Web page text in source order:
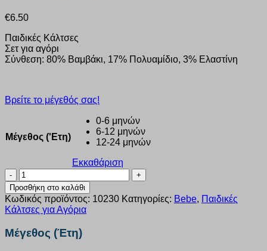
€6.50
Παιδικές Κάλτσες
Σετ για αγόρι
Σύνθεση: 80% Βαμβάκι, 17% Πολυαμίδιο, 3% Ελαστίνη
Βρείτε το μέγεθός σας!
Μέγεθος ('Ετη)
0-6 μηνών
6-12 μηνών
12-24 μηνών
Εκκαθάριση
Κάλτσα
παιδική
STEP
“Under
The
Sea”
3τεμάχια
Προσθήκη στο καλάθι
Κωδικός προϊόντος: 10230 Κατηγορίες: Bebe, Παιδικές
Κάλτσες για Αγόρια
Μέγεθος (Έτη)